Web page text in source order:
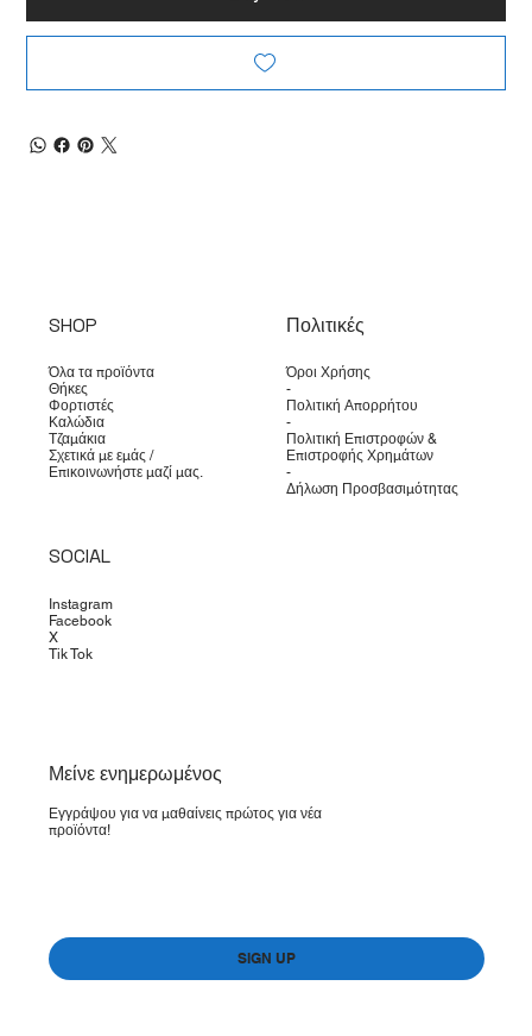
SHOP
Όλα τα προϊόντα
Θήκες
Φορτιστές
Καλώδια
Τζαμάκια
Σχετικά με εμάς /
Επικοινωνήστε μαζί μας.
Πολιτικές
Όροι Χρήσης
-
Πολιτική Απορρήτου
-
Πολιτική Επιστροφών &
Επιστροφής Χρημάτων
-
Δήλωση Προσβασιμότητας
SOCIAL
Instagram
Facebook
X
Tik Tok
​Μείνε ενημερωμένος
Εγγράψου για να μαθαίνεις πρώτος για νέα
προϊόντα!
SIGN UP